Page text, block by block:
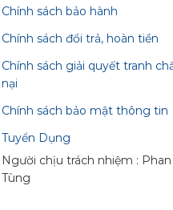
Chính sách bảo hành
Chính sách đổi trả, hoàn tiền
Chính sách giải quyết tranh
nại
Chính sách bảo mật thông tin
Tuyển Dụng
Người chịu trách nhiệm : Phan
Tùng